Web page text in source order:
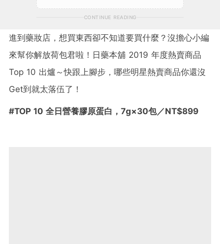
CONTINUE READING
進到藥妝店，想買東西卻不知道要買什麼？沒擔心小編
來幫你解放荷包君啦！日藥本舖 2019 年度熱賣商品
Top 10 出爐～快跟上腳步，哪些明星熱賣商品你還沒
Get到就太落伍了！
#TOP 10 全日營養膠原蛋白 ， 7g×30包／NT$899